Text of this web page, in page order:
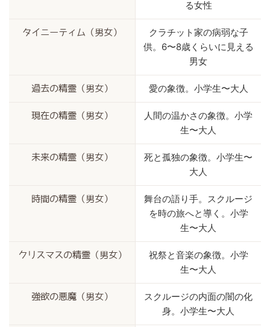
る女性
タイニーティム（男女）
クラチット家の病弱な子
供。6〜8歳くらいに見える
男女
過去の精霊（男女） 愛の象徴。小学生〜大人
現在の精霊（男女）
人間の温かさの象徴。小学
生〜大人
未来の精霊（男女）
死と孤独の象徴。小学生〜
大人
時間の精霊（男女）
舞台の語り手。スクルージ
を時の旅へと導く。小学
生〜大人
クリスマスの精霊（男女）
祝祭と音楽の象徴。小学
生〜大人
強欲の悪魔（男女）
スクルージの内面の闇の化
身。小学生〜大人